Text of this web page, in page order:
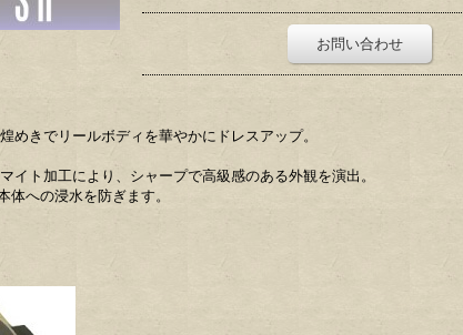
お問い合わせ
めきでリールボディを華やかにドレスアップ。
イト加工により、シャープで高級感のある外観を演出。
体への浸水を防ぎます。